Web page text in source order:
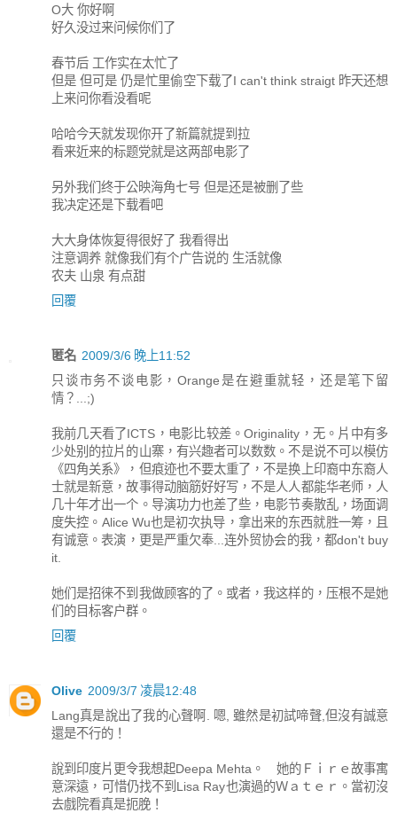
O大 你好啊
好久没过来问候你们了
春节后 工作实在太忙了
但是 但可是 仍是忙里偷空下载了I can't think straigt 昨天还想
上来问你看没看呢
哈哈今天就发现你开了新篇就提到拉
看来近来的标题党就是这两部电影了
另外我们终于公映海角七号 但是还是被删了些
我决定还是下载看吧
大大身体恢复得很好了 我看得出
注意调养 就像我们有个广告说的 生活就像
农夫 山泉 有点甜
回覆
匿名 2009/3/6 晚上11:52
只谈市务不谈电影，Orange是在避重就轻，还是笔下留
情？...;)
我前几天看了ICTS，电影比较差。Originality，无。片中有多
少处别的拉片的山寨，有兴趣者可以数数。不是说不可以模仿
《四角关系》，但痕迹也不要太重了，不是换上印裔中东裔人
士就是新意，故事得动脑筋好好写，不是人人都能华老师，人
几十年才出一个。导演功力也差了些，电影节奏散乱，场面调
度失控。Alice Wu也是初次执导，拿出来的东西就胜一筹，且
有诚意。表演，更是严重欠奉...连外贸协会的我，都don't buy
it.
她们是招徕不到我做顾客的了。或者，我这样的，压根不是她
们的目标客户群。
回覆
Olive 2009/3/7 凌晨12:48
Lang真是說出了我的心聲啊. 嗯, 雖然是初試啼聲,但沒有誠意
還是不行的！
說到印度片更令我想起Deepa Mehta。 她的Ｆｉｒｅ故事寓
意深遠，可惜仍找不到Lisa Ray也演過的Ｗａｔｅｒ。當初沒
去戲院看真是扼脕！